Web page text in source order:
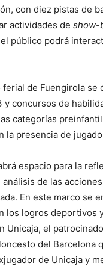
con diez pistas de
actividades de show-
público podrá
de Fuengirola se
concursos de
categorías
la presencia de
espacio para la
de las
En este marco se
los logros deportivos
Unicaja, el
del Barcelona
de Unicaja y